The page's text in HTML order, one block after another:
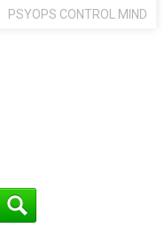
PSYOPS CONTROL MIND